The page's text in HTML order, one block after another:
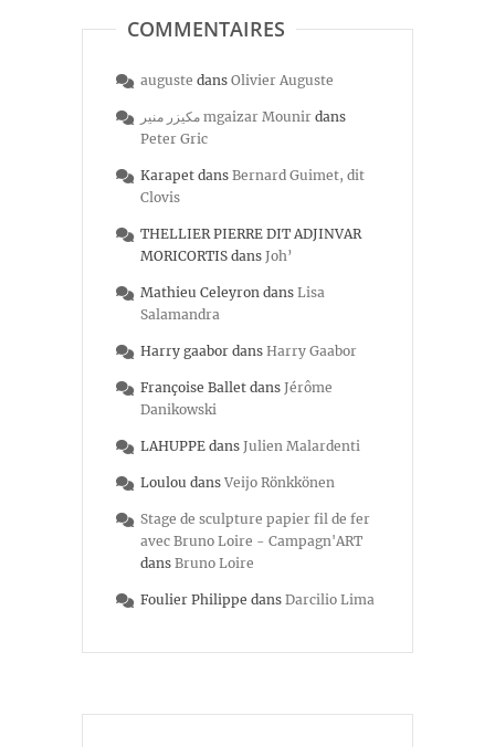
COMMENTAIRES
auguste dans Olivier Auguste
مكيزر منير mgaizar Mounir dans
Peter Gric
Karapet dans Bernard Guimet, dit
Clovis
THELLIER PIERRE DIT ADJINVAR
MORICORTIS dans Joh’
Mathieu Celeyron dans Lisa
Salamandra
Harry gaabor dans Harry Gaabor
Françoise Ballet dans Jérôme
Danikowski
LAHUPPE dans Julien Malardenti
Loulou dans Veijo Rönkkönen
Stage de sculpture papier fil de fer
avec Bruno Loire - Campagn'ART
dans Bruno Loire
Foulier Philippe dans Darcilio Lima